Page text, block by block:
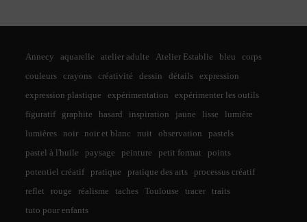
Annecy aquarelle atelier adulte Atelier Establie bleu
corps
couleurs
crayons créativité dessin détails
expression
expression plastique
expérimentation
expérimenter les outils
figuratif
graphite hasard inspiration jaune lisse
lumière
lumières
noir noir et blanc nuit observation
pastels
pastel à l'huile
paysage peinture petit format
points
potentiel créatif
pratique pratique des arts
processus créatif
reflet
rouge réalisme taches Toulouse tracer
traits
tuto pour enfants